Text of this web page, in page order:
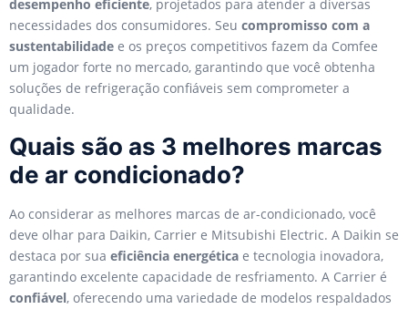
desempenho eficiente, projetados para atender a diversas
necessidades dos consumidores. Seu compromisso com a
sustentabilidade e os preços competitivos fazem da Comfee
um jogador forte no mercado, garantindo que você obtenha
soluções de refrigeração confiáveis sem comprometer a
qualidade.
Quais são as 3 melhores marcas
de ar condicionado?
Ao considerar as melhores marcas de ar-condicionado, você
deve olhar para Daikin, Carrier e Mitsubishi Electric. A Daikin se
destaca por sua eficiência energética e tecnologia inovadora,
garantindo excelente capacidade de resfriamento. A Carrier é
confiável, oferecendo uma variedade de modelos respaldados